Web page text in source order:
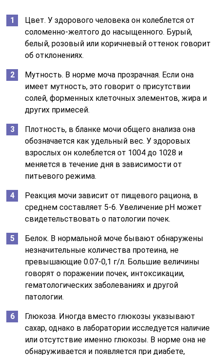
Цвет. У здорового человека он колеблется от
соломенно-желтого до насыщенного. Бурый,
белый, розовый или коричневый оттенок говорит
об отклонениях.
Мутность. В норме моча прозрачная. Если она
имеет мутность, это говорит о присутствии
солей, форменных клеточных элементов, жира и
других примесей.
Плотность, в бланке мочи общего анализа она
обозначается как удельный вес. У здоровых
взрослых он колеблется от 1004 до 1028 и
меняется в течение дня в зависимости от
питьевого режима.
Реакция мочи зависит от пищевого рациона, в
среднем составляет 5-6. Увеличение рН может
свидетельствовать о патологии почек.
Белок. В нормальной моче бывают обнаружены
незначительные количества протеина, не
превышающие 0.07-0,1 г/л. Большие величины
говорят о поражении почек, интоксикации,
гематологических заболеваниях и другой
патологии.
Глюкоза. Иногда вместо глюкозы указывают
сахар, однако в лаборатории исследуется наличие
или отсутствие именно глюкозы. В норме она не
обнаруживается и появляется при диабете,